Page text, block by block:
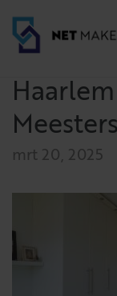
mrt 20, 2025